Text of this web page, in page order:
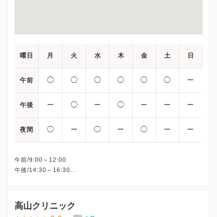
曜日 月 火 水 木 金 土 日
午前 ◯ ◯ ◯ ◯ ◯ ◯ ー
午後 ー ◯ ー ◯ ー ー ー
夜間 ◯ ー ◯ ー ◯ ー ー
午前/9:00～12:00
午後/14:30～16:30
※詳細はクリニックHPを確認、または直接お問い合わせくださ
高山クリニック